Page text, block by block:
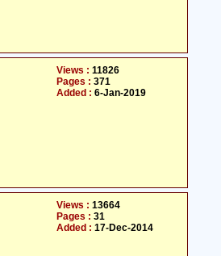
Views : 11826
Pages : 371
Added : 6-Jan-2019
Views : 13664
Pages : 31
Added : 17-Dec-2014